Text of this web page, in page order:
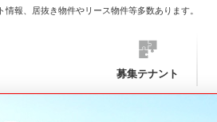
報、居抜き物件やリース物件等多数あります。
募集テナント